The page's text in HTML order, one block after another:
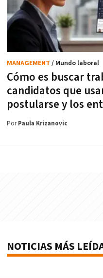
Cómo es buscar
candidatos que
postularse y los
MANAGEMENT / Mundo laboral
PorPaula Krizanovic
NOTICIAS MÁS